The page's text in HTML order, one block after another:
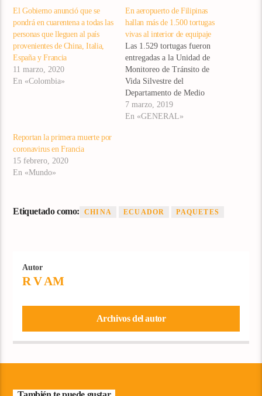
El Gobierno anunció que se
pondrá en cuarentena a todas las
personas que lleguen al país
provenientes de China, Italia,
España y Francia
11 marzo, 2020
En «Colombia»
En aeropuerto de Filipinas
hallan más de 1.500 tortugas
vivas al interior de equipaje
Las 1.529 tortugas fueron
entregadas a la Unidad de
Monitoreo de Tránsito de
Vida Silvestre del
Departamento de Medio
Ambiente y Recursos
Naturales, según el
7 marzo, 2019
En «GENERAL»
Reportan la primera muerte por
coronavirus en Francia
15 febrero, 2020
En «Mundo»
Etiquetado como: CHINA ECUADOR PAQUETES
Autor
R V AM
Archivos del autor